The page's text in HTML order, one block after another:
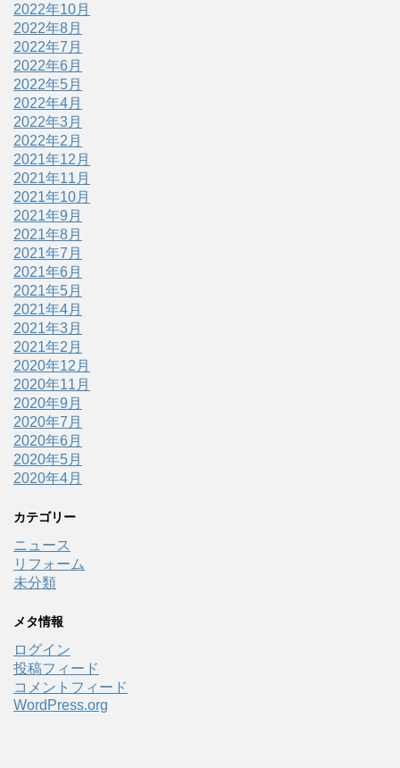
2022年10月
2022年8月
2022年7月
2022年6月
2022年5月
2022年4月
2022年3月
2022年2月
2021年12月
2021年11月
2021年10月
2021年9月
2021年8月
2021年7月
2021年6月
2021年5月
2021年4月
2021年3月
2021年2月
2020年12月
2020年11月
2020年9月
2020年7月
2020年6月
2020年5月
2020年4月
カテゴリー
ニュース
リフォーム
未分類
メタ情報
ログイン
投稿フィード
コメントフィード
WordPress.org